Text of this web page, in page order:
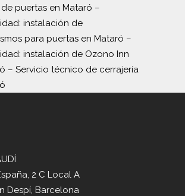
puertas en Mataró –
instalación de
para puertas en Mataró –
instalación de Ozono Inn
– Servicio técnico de cerrajería
2 C Local A
Despí, Barcelona